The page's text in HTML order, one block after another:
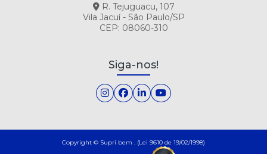
R. Tejuguacu, 107
Vila Jacuí - São Paulo/SP
CEP: 08060-310
Siga-nos!
Copyright © Supri bem . (Lei 9610 de 19/02/1998)